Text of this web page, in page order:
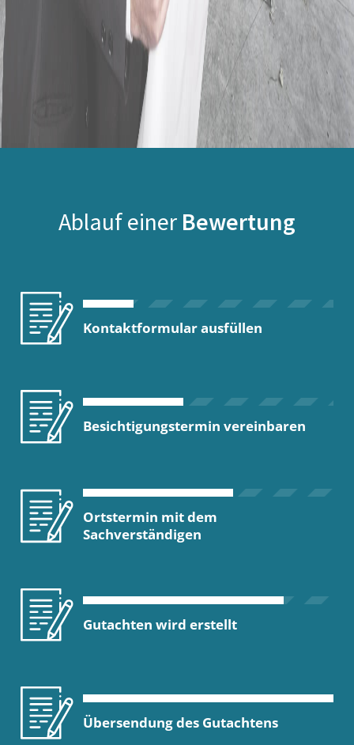
Ablauf einer Bewertung
Kontaktformular ausfüllen
Besichtigungstermin vereinbaren
Ortstermin mit dem
Sachverständigen
Gutachten wird erstellt
Übersendung des Gutachtens